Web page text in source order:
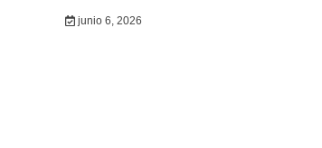
junio 6, 2026